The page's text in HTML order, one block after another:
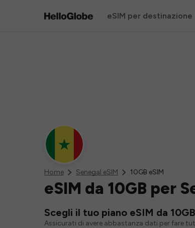
eSIM per destinazione
Home Senegal eSIM 10GB eSIM
eSIM da 10GB per
Scegli il tuo piano eSIM da
Assicurati di avere abbastanza dati per fare